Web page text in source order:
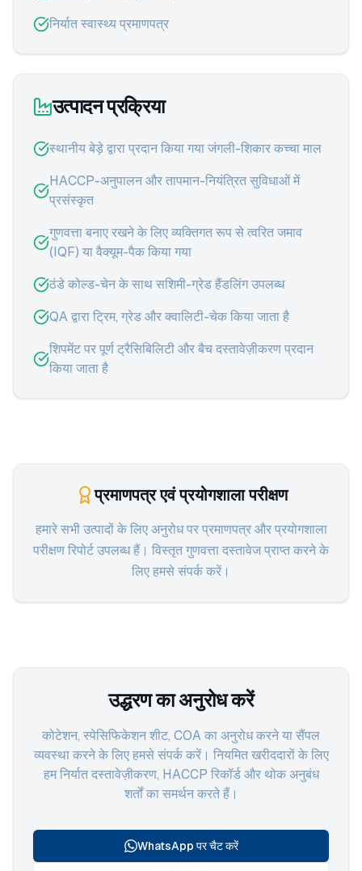
निर्यात स्वास्थ्य प्रमाणपत्र
उत्पादन प्रक्रिया
स्थानीय बेड़े द्वारा प्रदान किया गया जंगली-शिकार कच्चा माल
HACCP-अनुपालन और तापमान-नियंत्रित सुविधाओं में
प्रसंस्कृत
गुणवत्ता बनाए रखने के लिए व्यक्तिगत रूप से त्वरित जमाव
(IQF) या वैक्यूम-पैक किया गया
ठंडे कोल्ड-चेन के साथ सशिमी-ग्रेड हैंडलिंग उपलब्ध
QA द्वारा ट्रिम, ग्रेड और क्वालिटी-चेक किया जाता है
शिपमेंट पर पूर्ण ट्रैसिबिलिटी और बैच दस्तावेज़ीकरण प्रदान
किया जाता है
प्रमाणपत्र एवं प्रयोगशाला परीक्षण
हमारे सभी उत्पादों के लिए अनुरोध पर प्रमाणपत्र और प्रयोगशाला
परीक्षण रिपोर्ट उपलब्ध हैं। विस्तृत गुणवत्ता दस्तावेज प्राप्त करने के
लिए हमसे संपर्क करें।
उद्धरण का अनुरोध करें
कोटेशन, स्पेसिफिकेशन शीट, COA का अनुरोध करने या सैंपल
व्यवस्था करने के लिए हमसे संपर्क करें। नियमित खरीददारों के लिए
हम निर्यात दस्तावेज़ीकरण, HACCP रिकॉर्ड और थोक अनुबंध
शर्तों का समर्थन करते हैं।
WhatsApp पर चैट करें